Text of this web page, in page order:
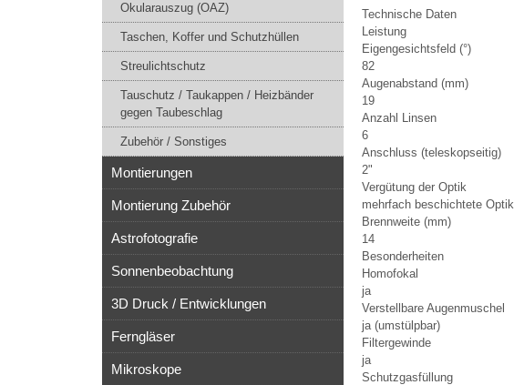
Technische Daten
Leistung
Eigengesichtsfeld (°)
82
Augenabstand (mm)
19
Anzahl Linsen
6
Anschluss (teleskopseitig)
2"
Vergütung der Optik
mehrfach beschichtete Optik
Brennweite (mm)
14
Besonderheiten
Homofokal
ja
Verstellbare Augenmuschel
ja (umstülpbar)
Filtergewinde
ja
Schutzgasfüllung
Okularauszug (OAZ)
Taschen, Koffer und Schutzhüllen
Streulichtschutz
Tauschutz / Taukappen / Heizbänder
gegen Taubeschlag
Zubehör / Sonstiges
Montierungen
Montierung Zubehör
Astrofotografie
Sonnenbeobachtung
3D Druck / Entwicklungen
Ferngläser
Mikroskope